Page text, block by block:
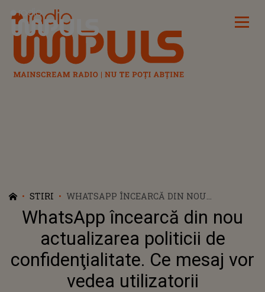
Radio Impuls
STIRI
WHATSAPP ÎNCEARCĂ DIN NOU
ACTUALIZAREA POLITICII DE
CONFIDENŢIALITATE. CE MESAJ VOR
VEDEA UTILIZATORII
WhatsApp încearcă din nou
actualizarea politicii de
confidenţialitate. Ce mesaj vor
vedea utilizatorii